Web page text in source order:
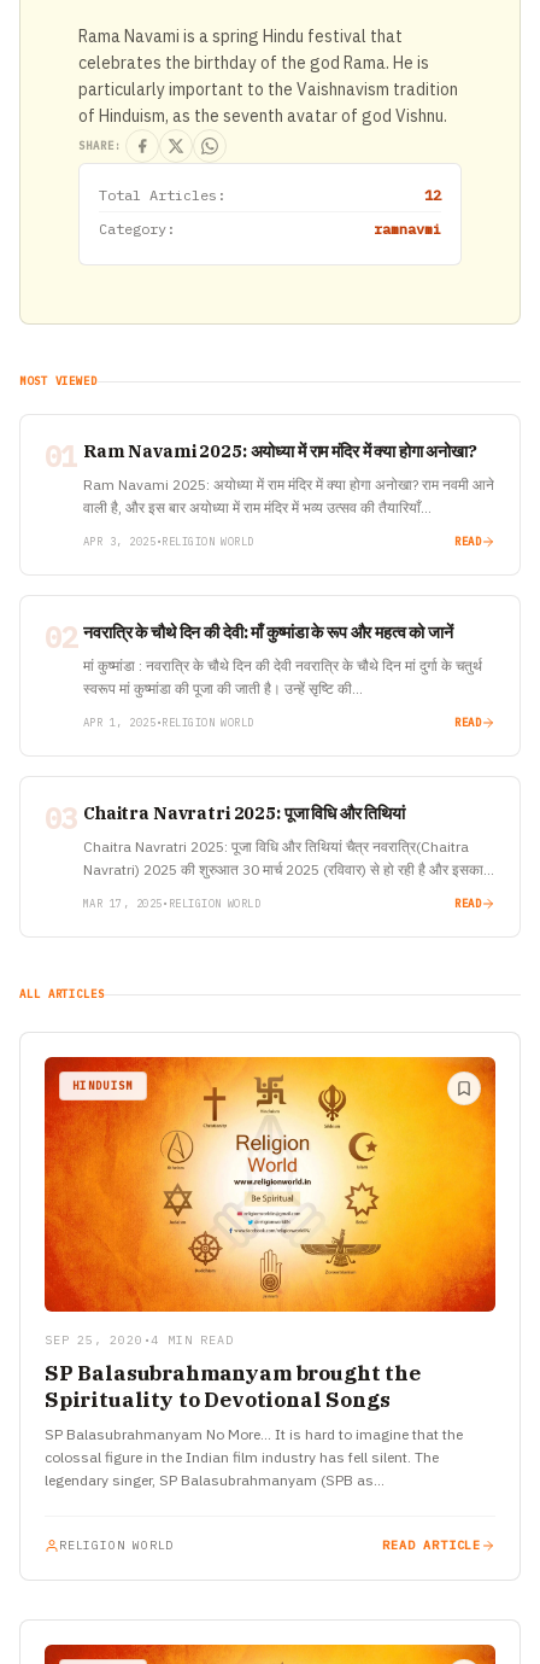
Rama Navami is a spring Hindu festival that
celebrates the birthday of the god Rama. He is
particularly important to the Vaishnavism tradition
of Hinduism, as the seventh avatar of god Vishnu.
SHARE:
Total Articles:
12
Category:
ramnavmi
MOST VIEWED
01 Ram Navami 2025: अयोध्या में राम मंदिर में क्या होगा अनोखा?
Ram Navami 2025: अयोध्या में राम मंदिर में क्या होगा अनोखा? राम नवमी आने
वाली है, और इस बार अयोध्या में राम मंदिर में भव्य उत्सव की तैयारियाँ…
APR 3, 2025• RELIGION WORLD READ
02 नवरात्रि के चौथे दिन की देवी: माँ कुष्मांडा के रूप और महत्व को जानें
मां कुष्मांडा : नवरात्रि के चौथे दिन की देवी नवरात्रि के चौथे दिन मां दुर्गा के चतुर्थ
स्वरूप मां कुष्मांडा की पूजा की जाती है। उन्हें सृष्टि की…
APR 1, 2025• RELIGION WORLD READ
03 Chaitra Navratri 2025: पूजा विधि और तिथियां
Chaitra Navratri 2025: पूजा विधि और तिथियां चैत्र नवरात्रि(Chaitra
Navratri) 2025 की शुरुआत 30 मार्च 2025 (रविवार) से हो रही है और इसका
MAR 17, 2025• RELIGION WORLD READ
ALL ARTICLES
HINDUISM
SEP 25, 2020 •4 MIN READ
SP Balasubrahmanyam brought the
Spirituality to Devotional Songs
SP Balasubrahmanyam No More… It is hard to imagine that the
colossal figure in the Indian film industry has fell silent. The
legendary singer, SP Balasubrahmanyam (SPB as…
RELIGION WORLD READ ARTICLE